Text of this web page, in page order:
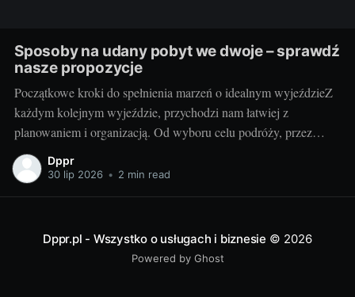
Sposoby na udany pobyt we dwoje – sprawdź
nasze propozycje
Początkowe kroki do spełnienia marzeń o idealnym wyjeździeZ
każdym kolejnym wyjeździe, przychodzi nam łatwiej z
planowaniem i organizacją. Od wyboru celu podróży, przez
znalezienie odpowiedniego transportu, po rezerwację noclegu.
Ale czy kiedykolwiek zastanawialiście się, jak zaplanować
Dppr
30 lip 2026 • 2 min read
Dppr.pl - Wszystko o usługach i biznesie © 2026
Powered by Ghost